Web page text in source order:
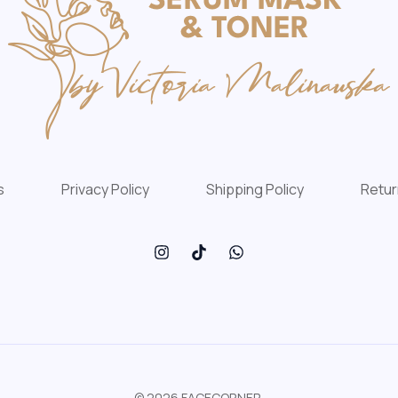
Privacy Policy Shipping Policy